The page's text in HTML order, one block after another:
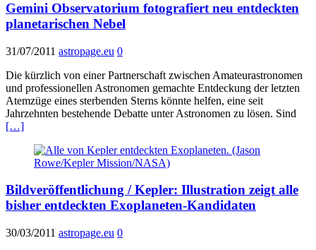
Gemini Observatorium fotografiert neu entdeckten
planetarischen Nebel
31/07/2011 astropage.eu 0
Die kürzlich von einer Partnerschaft zwischen Amateurastronomen
und professionellen Astronomen gemachte Entdeckung der letzten
Atemzüge eines sterbenden Sterns könnte helfen, eine seit
Jahrzehnten bestehende Debatte unter Astronomen zu lösen. Sind
[…]
Bildveröffentlichung / Kepler: Illustration zeigt alle
bisher entdeckten Exoplaneten-Kandidaten
30/03/2011 astropage.eu 0